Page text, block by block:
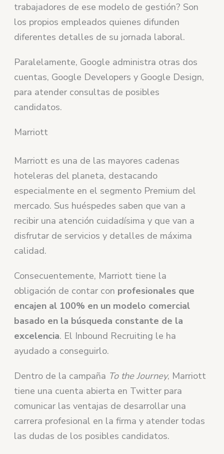
trabajadores de ese modelo de gestión? Son
los propios empleados quienes difunden
diferentes detalles de su jornada laboral.
Paralelamente, Google administra otras dos
cuentas, Google Developers y Google Design,
para atender consultas de posibles
candidatos.
Marriott
Marriott es una de las mayores cadenas
hoteleras del planeta, destacando
especialmente en el segmento Premium del
mercado. Sus huéspedes saben que van a
recibir una atención cuidadísima y que van a
disfrutar de servicios y detalles de máxima
calidad.
Consecuentemente, Marriott tiene la
obligación de contar con profesionales que
encajen al 100% en un modelo comercial
basado en la búsqueda constante de la
excelencia. El Inbound Recruiting le ha
ayudado a conseguirlo.
Dentro de la campaña To the Journey, Marriott
tiene una cuenta abierta en Twitter para
comunicar las ventajas de desarrollar una
carrera profesional en la firma y atender todas
las dudas de los posibles candidatos.